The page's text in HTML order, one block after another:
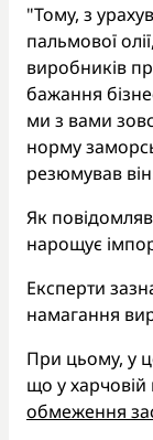
"Тому, з
пальмової
виробників
бажання
ми з вами
норму
резюмував
Як повідомляв
нарощує
Експерти
намагання
При цьому, у
що у
обмеження